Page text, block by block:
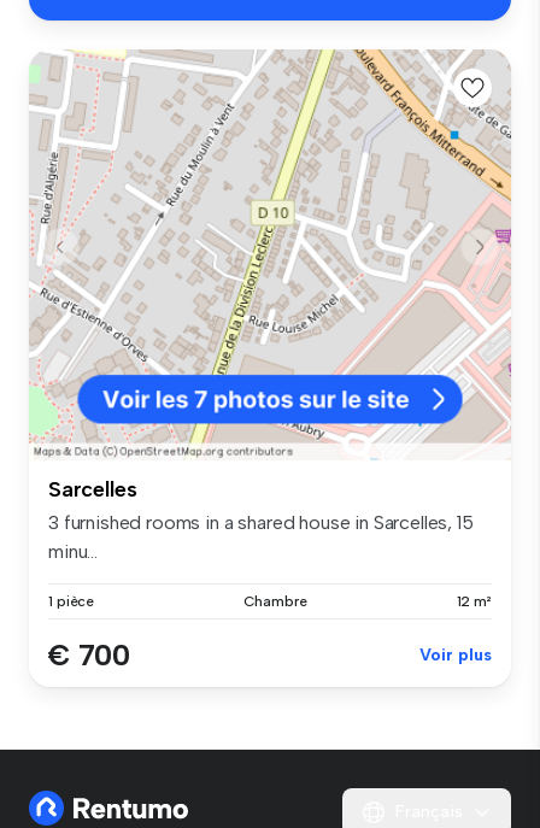
Sarcelles
3 furnished rooms in a shared house in Sarcelles, 15
minu...
1 pièce Chambre 12 m²
€ 700 Voir plus